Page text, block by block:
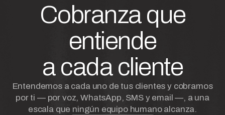
Cobranza que
entiende
a cada cliente
Entendemos a cada uno de tus clientes y cobramos
por ti — por voz, WhatsApp, SMS y email —, a una
escala que ningún equipo humano alcanza.